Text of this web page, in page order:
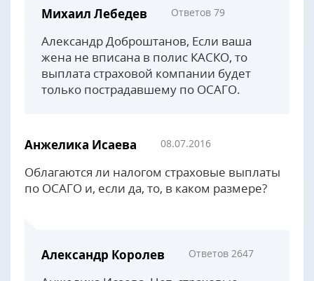
Михаил Лебедев Ответов 79
Александр Доброштанов, Если ваша
жена не вписана в полис КАСКО, то
выплата страховой компании будет
только пострадавшему по ОСАГО.
Анжелика Исаева 08.07.2016
Облагаются ли налогом страховые выплаты
по ОСАГО и, если да, то, в каком размере?
Александр Королев Ответов 2647